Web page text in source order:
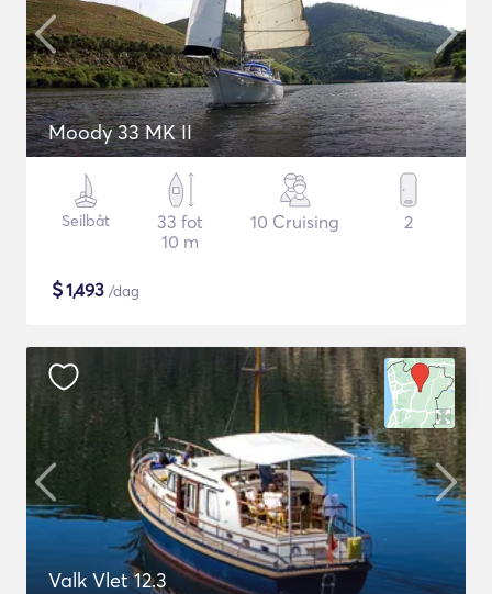
Moody 33 MK II
Seilbåt
33 fot
10 m
10 Cruising 2
$1,493 /dag
Valk Vlet 12.3